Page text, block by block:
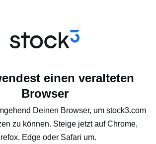
einen veralteten
Browser
Deinen Browser, um stock3.com
zu können. Steige jetzt auf Chrome,
Edge oder Safari um.